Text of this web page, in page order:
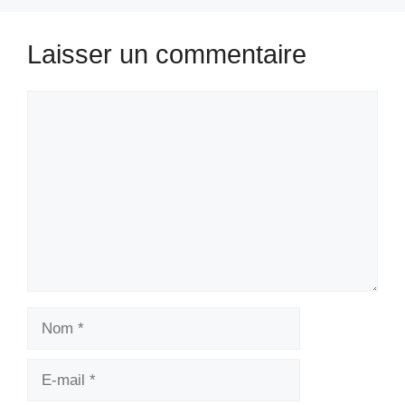
Laisser un commentaire